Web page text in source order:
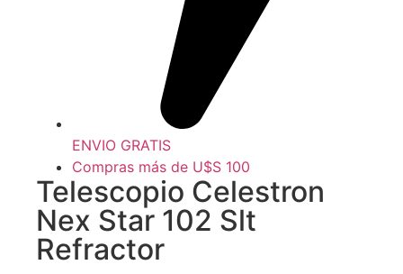
ENVIO GRATIS
Compras más de U$S 100
Telescopio Celestron
Nex Star 102 Slt
Refractor